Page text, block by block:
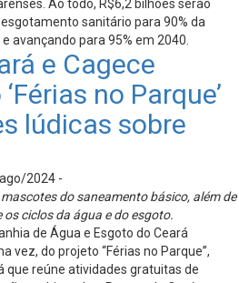
Ao todo, R$6,2 bilhões serão
sanitário para 90% da
avançando para 95% em 2040.
e Cagece
no Parque’
lúdicas sobre
2024 -
do saneamento básico, além de
ciclos da água e do esgoto.
de Água e Esgoto do Ceará
vez, do projeto “Férias no Parque”,
que reúne atividades gratuitas de